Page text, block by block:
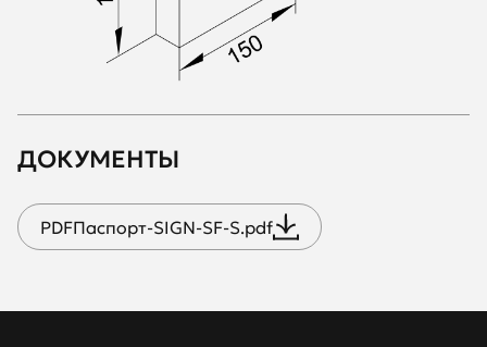
ДОКУМЕНТЫ
PDFПаспорт-SIGN-SF-S.pdf